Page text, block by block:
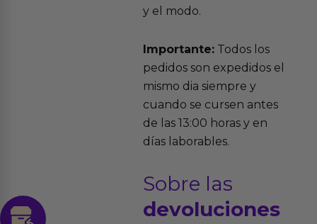
y el modo.
Importante:Todos los
pedidos son expedidos el
mismo dia siempre y
cuando se cursen antes
de las 13:00 horas y en
días laborables.
Sobre las
devoluciones